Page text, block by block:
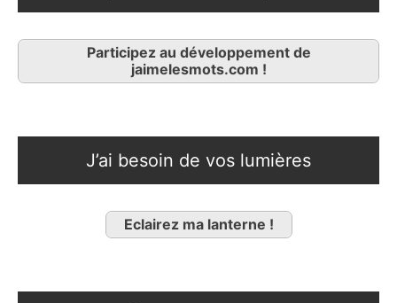
Participez au développement de
jaimelesmots.com !
J’ai besoin de vos lumières
Eclairez ma lanterne !